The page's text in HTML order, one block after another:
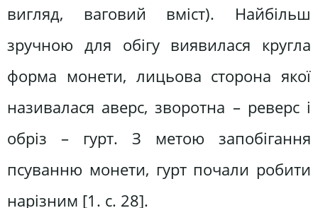
вигляд, ваговий вміст). Найбільш
зручною для обігу виявилася кругла
форма монети, лицьова сторона якої
називалася аверс, зворотна – реверс і
обріз – гурт. З метою запобігання
псуванню монети, гурт почали робити
нарізним [1. с. 28].